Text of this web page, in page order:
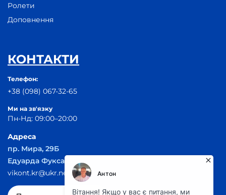
Ролети
Доповнення
КОНТАКТИ
Телефон:
+38 (098) 067-32-65
Ми на зв'язку
Пн-Нд: 09:00–20:00
Адреса
пр. Мира, 29Б
Едуарда Фукса, 55
vikont.kr@ukr.net